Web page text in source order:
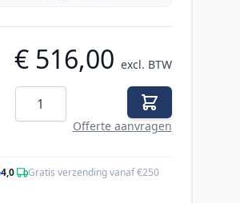
€ 516,00 excl. BTW
Aantal
Offerte aanvragen
4,0· Gratis verzending vanaf €250